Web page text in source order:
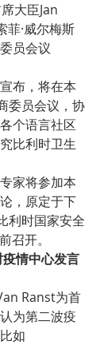
大臣Jan
菲·威尔梅斯
员会议
布，将在本
委员会议，协
个语言社区
比利时卫生
家将参加本
，原定于下
利时国家安全
召开。
疫情中心发言
Ranst为首
为第二波疫
如